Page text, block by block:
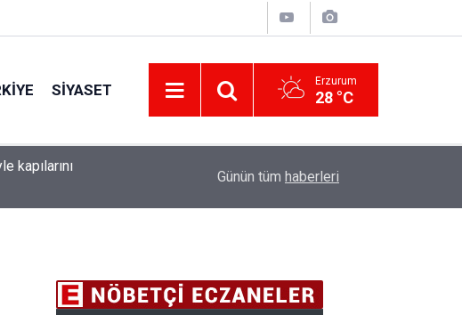
SIYASET Erzurum
28 °C
toplandı Erzurum Adliyesi'nde yangın: 2 kişi dumandan
Günün tüm haberleri